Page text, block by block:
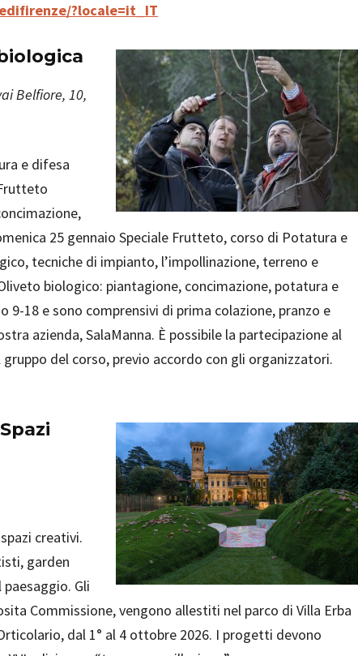
?locale=it_IT
Belfiore, 10,
e difesa
25 gennaio Speciale Frutteto, corso di Potatura e
tecniche di impianto, l’impollinazione, terreno e
biologico: piantagione, concimazione, potatura e
9-18 e sono comprensivi di prima colazione, pranzo e
azienda, SalaManna. È possibile la partecipazione al
del corso, previo accordo con gli organizzatori.
creativi.
garden
Gli
Commissione, vengono allestiti nel parco di Villa Erba
dal 1° al 4 ottobre 2026. I progetti devono